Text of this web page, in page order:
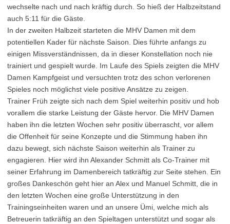
wechselte nach und nach kräftig durch. So hieß der Halbzeitstand
auch 5:11 für die Gäste.
In der zweiten Halbzeit starteten die MHV Damen mit dem
potentiellen Kader für nächste Saison. Dies führte anfangs zu
einigen Missverständnissen, da in dieser Konstellation noch nie
trainiert und gespielt wurde. Im Laufe des Spiels zeigten die MHV
Damen Kampfgeist und versuchten trotz des schon verlorenen
Spieles noch möglichst viele positive Ansätze zu zeigen.
Trainer Früh zeigte sich nach dem Spiel weiterhin positiv und hob
vorallem die starke Leistung der Gäste hervor. Die MHV Damen
haben ihn die letzten Wochen sehr positiv überrascht, vor allem
die Offenheit für seine Konzepte und die Stimmung haben ihn
dazu bewegt, sich nächste Saison weiterhin als Trainer zu
engagieren. Hier wird ihn Alexander Schmitt als Co-Trainer mit
seiner Erfahrung im Damenbereich tatkräftig zur Seite stehen. Ein
großes Dankeschön geht hier an Alex und Manuel Schmitt, die in
den letzten Wochen eine große Unterstützung in den
Trainingseinheiten waren und an unsere Ümi, welche mich als
Betreuerin tatkräftig an den Spieltagen unterstützt und sogar als